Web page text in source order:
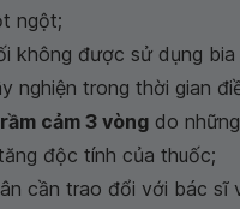
ngột;
không được sử dụng
nghiện trong thời gian
cảm 3 vòng do
độc tính của thuốc;
cần trao đổi với bác sĩ